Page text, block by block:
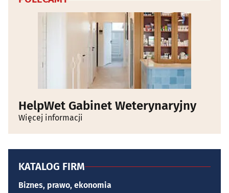
HelpWet Gabinet Weterynaryjny
Więcej informacji
KATALOG FIRM
Biznes, prawo, ekonomia